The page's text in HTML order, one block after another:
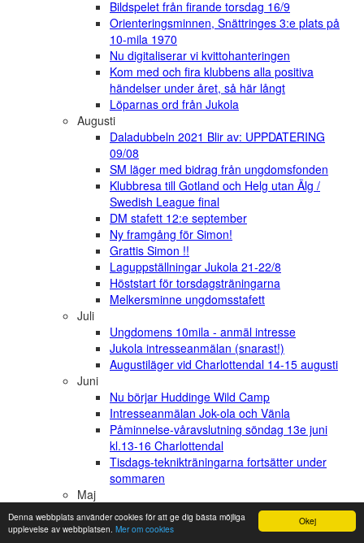
Okej
Denna webbplats använder cookies för att ge dig bästa möjliga
upplevelse av webbplatsen. Mer om cookies
Bildspelet från firande torsdag 16/9
Orienteringsminnen, Snättringes 3:e plats på
10-mila 1970
Nu digitaliserar vi kvittohanteringen
Kom med och fira klubbens alla positiva
händelser under året, så här långt
Löparnas ord från Jukola
Augusti
Daladubbeln 2021 Blir av: UPPDATERING
09/08
SM läger med bidrag från ungdomsfonden
Klubbresa till Gotland och Helg utan Älg /
Swedish League final
DM stafett 12:e september
Ny framgång för Simon!
Grattis Simon !!
Laguppställningar Jukola 21-22/8
Höststart för torsdagsträningarna
Melkersminne ungdomsstafett
Juli
Ungdomens 10mila - anmäl intresse
Jukola intresseanmälan (snarast!)
Augustiläger vid Charlottendal 14-15 augusti
Juni
Nu börjar Huddinge Wild Camp
Intresseanmälan Jok-ola och Vänla
Påminnelse-våravslutning söndag 13e juni
kl.13-16 Charlottendal
Tisdags-teknikträningarna fortsätter under
sommaren
Maj
SSK goes Idre
En spetta i blötaste laget